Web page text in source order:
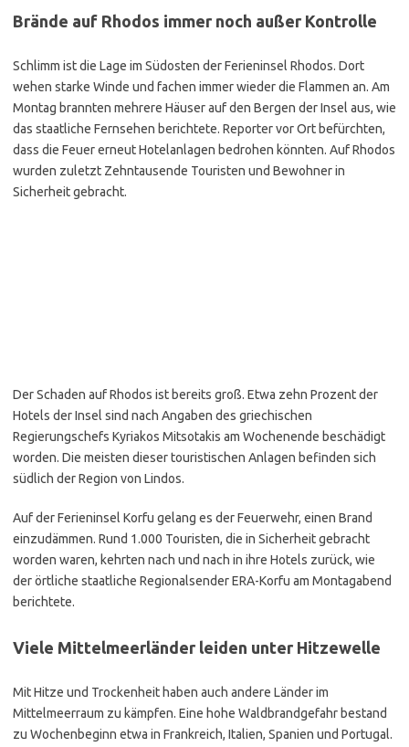
Brände auf Rhodos immer noch außer Kontrolle
Schlimm ist die Lage im Südosten der Ferieninsel Rhodos. Dort
wehen starke Winde und fachen immer wieder die Flammen an. Am
Montag brannten mehrere Häuser auf den Bergen der Insel aus, wie
das staatliche Fernsehen berichtete. Reporter vor Ort befürchten,
dass die Feuer erneut Hotelanlagen bedrohen könnten. Auf Rhodos
wurden zuletzt Zehntausende Touristen und Bewohner in
Sicherheit gebracht.
Der Schaden auf Rhodos ist bereits groß. Etwa zehn Prozent der
Hotels der Insel sind nach Angaben des griechischen
Regierungschefs Kyriakos Mitsotakis am Wochenende beschädigt
worden. Die meisten dieser touristischen Anlagen befinden sich
südlich der Region von Lindos.
Auf der Ferieninsel Korfu gelang es der Feuerwehr, einen Brand
einzudämmen. Rund 1.000 Touristen, die in Sicherheit gebracht
worden waren, kehrten nach und nach in ihre Hotels zurück, wie
der örtliche staatliche Regionalsender ERA-Korfu am Montagabend
berichtete.
Viele Mittelmeerländer leiden unter Hitzewelle
Mit Hitze und Trockenheit haben auch andere Länder im
Mittelmeerraum zu kämpfen. Eine hohe Waldbrandgefahr bestand
zu Wochenbeginn etwa in Frankreich, Italien, Spanien und Portugal.